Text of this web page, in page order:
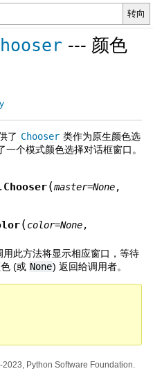
--- 颜色
了 Chooser 类作为原生颜色选
一个模式颜色选择对话框窗口。
Chooser(master=None,
(color=None,
此方法将显示相应窗口，等待
(或 None) 返回给调用者。
2023, Python Software Foundation.